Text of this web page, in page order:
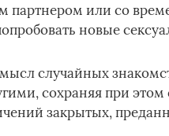
партнером или со
новые
случайных
сохраняя при
закрытых,